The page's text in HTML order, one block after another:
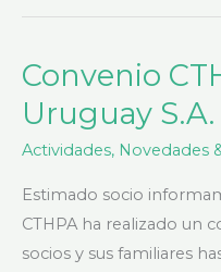
Convenio
Uruguay S.A.
Actividades, Novedades
Estimado socio
CTHPA ha realizado un
socios y sus familiares
Convenio
CTHPA
–
BERLITZ
Uruguay
S.A.